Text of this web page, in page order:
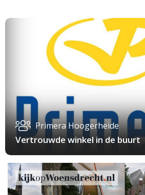
Primera Hoogerheide
Vertrouwde winkel in de buurt